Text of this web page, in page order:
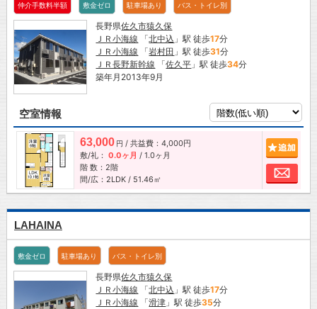
仲介手数料半額 敷金ゼロ 駐車場あり バス・トイレ別
長野県佐久市猿久保
ＪＲ小海線 「北中込 」駅 徒歩17分
ＪＲ小海線 「岩村田 」駅 徒歩31分
ＪＲ長野新幹線 「佐久平 」駅 徒歩34分
築年月2013年9月
空室情報
63,000 円 / 共益費：4,000円
敷/礼： 0.0ヶ月 / 1.0ヶ月
階 数：2階
間/広：2LDK / 51.46㎡
お
LAHAINA
敷金ゼロ 駐車場あり バス・トイレ別
長野県佐久市猿久保
ＪＲ小海線 「北中込 」駅 徒歩17分
ＪＲ小海線 「滑津 」駅 徒歩35分